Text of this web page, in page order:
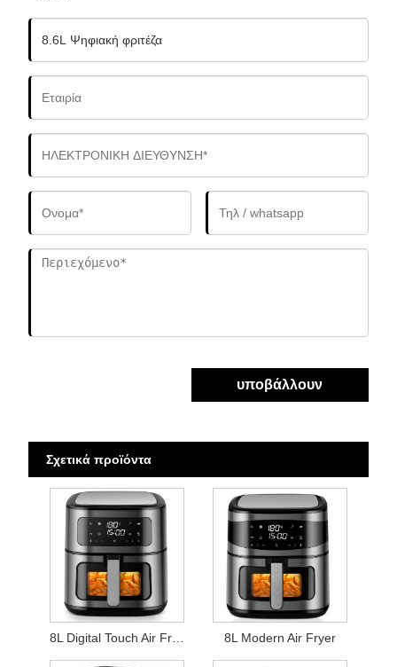
υποβάλλουν
Σχετικά προϊόντα
8L Digital Touch Air Fryer 8L Modern Air Fryer